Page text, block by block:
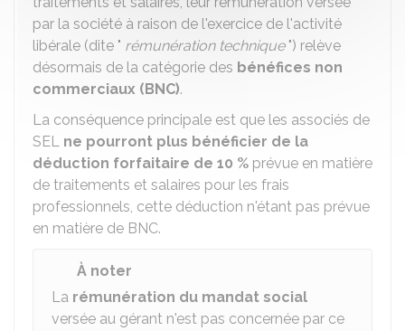
par la société à raison de l'exercice de l'activité
libérale (dite " rémunération technique") relève
désormais de la catégorie des bénéfices non
commerciaux (BNC).
La conséquence principale est que les associés de
SEL ne pourront plus bénéficier de la
déduction forfaitaire de 10 % prévue en matière
de traitements et salaires pour les frais
professionnels, cette déduction n'étant pas prévue
en matière de BNC.
À noter
La rémunération du mandat social
versée au gérant n'est pas concernée par ce